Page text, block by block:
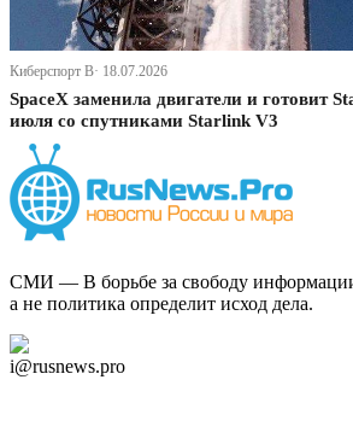
Киберспорт В· 18.07.2026
SpaceX заменила двигатели и готовит
июля со спутниками Starlink V3
СМИ — В борьбе за свободу
а не политика определит исход дела.
i@rusnews.pro